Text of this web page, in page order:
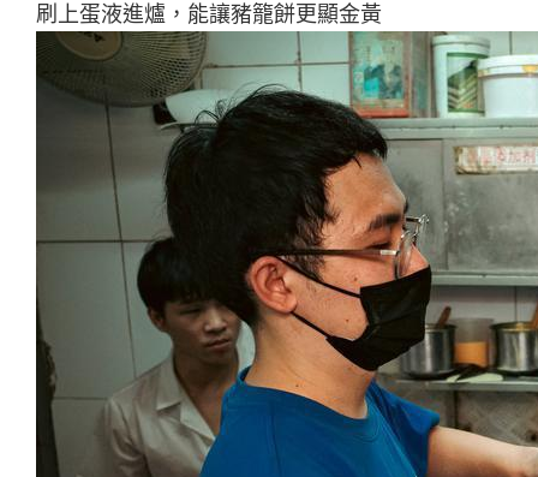
刷上蛋液進爐，能讓豬籠餅更顯金黃